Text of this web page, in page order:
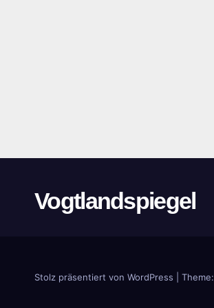
Vogtlandspiegel
Stolz präsentiert von WordPress Theme: